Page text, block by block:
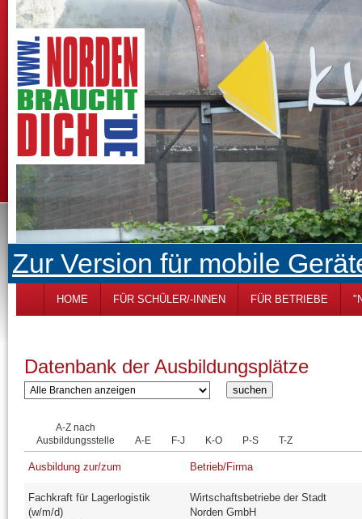
Zur Version für mobile
HOME FÜR SCHÜLER/-INNEN FÜR BETRIEBE
Datenbank der Ausbildungsplätze
A-Z nach
Ausbildungsstelle
A-E F-J K-O P-S T-Z
Ausbildung zur/zum Betrieb/Firma
Fachkraft für Lagerlogistik
(w/m/d)
Wirtschaftsbetriebe der Stadt
Norden GmbH